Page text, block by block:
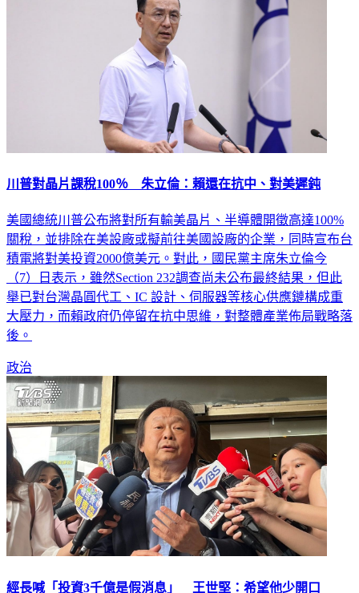
川普對晶片課稅100％ 朱立倫：賴還在抗中、對美遲鈍
美國總統川普公布將對所有輸美晶片、半導體開徵高達100%
關稅，並排除在美設廠或擬前往美國設廠的企業，同時宣布台
積電將對美投資2000億美元。對此，國民黨主席朱立倫今
（7）日表示，雖然Section 232調查尚未公布最終結果，但此
舉已對台灣晶圓代工、IC 設計、伺服器等核心供應鏈構成重
大壓力，而賴政府仍停留在抗中思維，對整體產業佈局戰略落
後。
政治
經長喊「投資3千億是假消息」 王世堅：希望他少開口